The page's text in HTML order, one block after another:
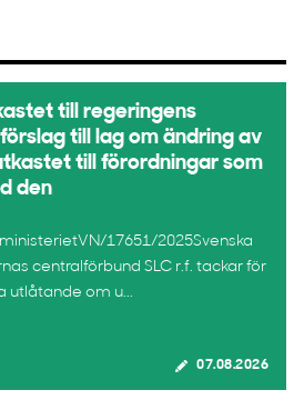
till regeringens
till lag om ändring av
till förordningar som
den
17651/2025Svenska
centralförbund SLC r.f. tackar för
utlåtande om u...
07.08.2026